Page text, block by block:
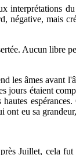
négative, mais
Aucun libre
les âmes avant
jours étaient
ont eu sa
Juillet, cela fut